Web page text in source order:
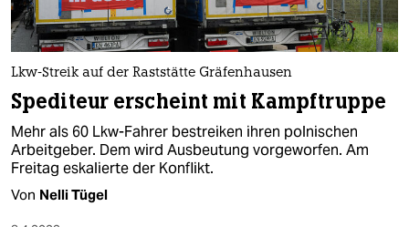
Lkw-Streik auf der Raststätte Gräfenhausen
Spediteur erscheint mit Kampftruppe
Mehr als 60 Lkw-Fahrer bestreiken ihren polnischen
Arbeitgeber. Dem wird Ausbeutung vorgeworfen. Am
Freitag eskalierte der Konflikt.
Von Nelli Tügel